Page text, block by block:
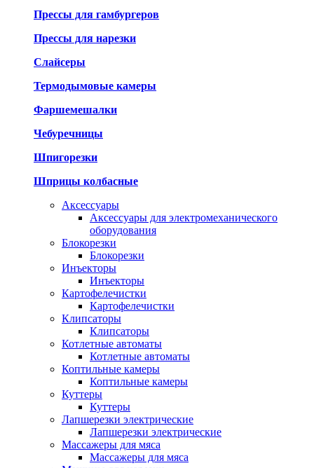
Прессы для гамбургеров
Прессы для нарезки
Слайсеры
Термодымовые камеры
Фаршемешалки
Чебуречницы
Шпигорезки
Шприцы колбасные
Аксессуары
Аксессуары для электромеханического
оборудования
Блокорезки
Блокорезки
Инъекторы
Инъекторы
Картофелечистки
Картофелечистки
Клипсаторы
Клипсаторы
Котлетные автоматы
Котлетные автоматы
Коптильные камеры
Коптильные камеры
Куттеры
Куттеры
Лапшерезки электрические
Лапшерезки электрические
Массажеры для мяса
Массажеры для мяса